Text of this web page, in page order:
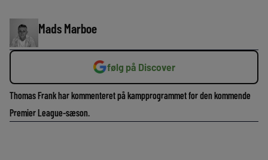
Mads Marboe
følg på Discover
Thomas Frank har kommenteret på kampprogrammet for den kommende
Premier League-sæson.